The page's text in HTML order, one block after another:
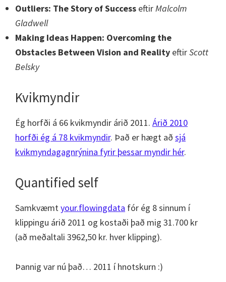
Outliers: The Story of Success eftir Malcolm
Gladwell
Making Ideas Happen: Overcoming the
Obstacles Between Vision and Reality eftirScott
Belsky
Kvikmyndir
Ég horfði á 66 kvikmyndir árið 2011. Árið 2010
horfði ég á 78 kvikmyndir. Það er hægt að sjá
kvikmyndagagnrýnina fyrir þessar myndir hér.
Quantified self
Samkvæmt your.flowingdata fór ég 8 sinnum í
klippingu árið 2011 og kostaði það mig 31.700 kr
(að meðaltali 3962,50 kr. hver klipping).
Þannig var nú það… 2011 í hnotskurn :)